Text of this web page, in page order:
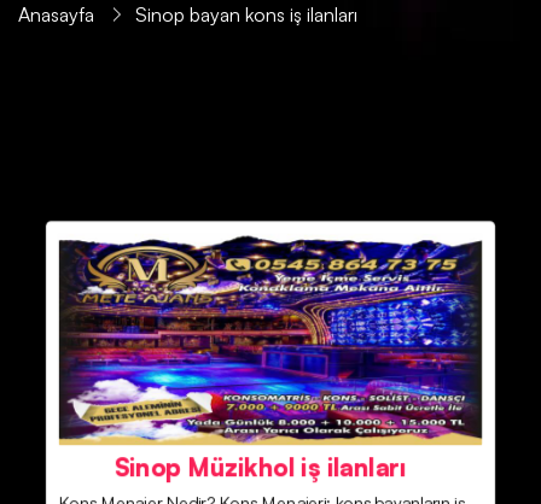
Anasayfa Sinop bayan kons iş ilanları
Sinop Müzikhol iş ilanları